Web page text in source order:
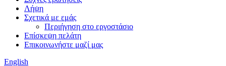
Λήψη
Σχετικά με εμάς
Περιήγηση στο εργοστάσιο
Επίσκεψη πελάτη
Επικοινωνήστε μαζί μας
English